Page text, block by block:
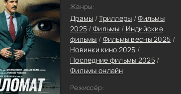
Жанры:
Драмы /Триллеры /Фильмы
2025 / Фильмы / Индийские
фильмы / Фильмы весны 2025 /
Новинки кино 2025 /
Последние фильмы 2025/
Фильмы онлайн
Режиссёр: